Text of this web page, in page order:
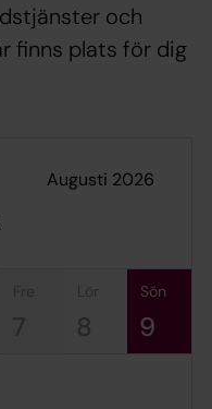
och
finns plats för dig
augusti 2026
lör
8
sön
9